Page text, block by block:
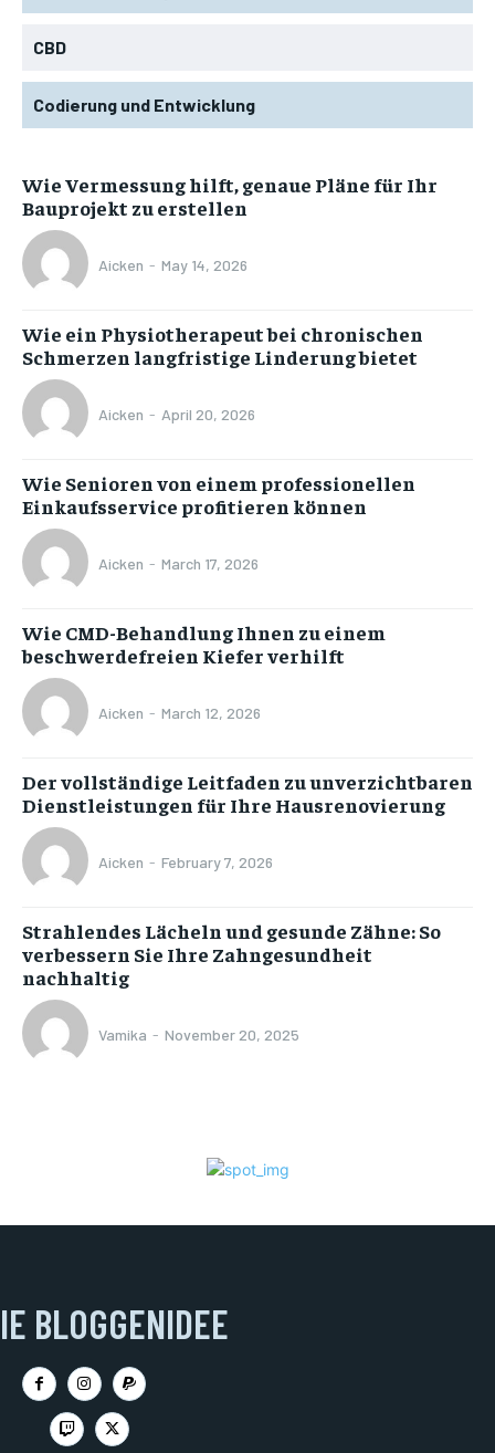
CBD
Codierung und Entwicklung
Wie Vermessung hilft, genaue Pläne für Ihr
Bauprojekt zu erstellen
Aicken - May 14, 2026
Wie ein Physiotherapeut bei chronischen
Schmerzen langfristige Linderung bietet
Aicken - April 20, 2026
Wie Senioren von einem professionellen
Einkaufsservice profitieren können
Aicken - March 17, 2026
Wie CMD-Behandlung Ihnen zu einem
beschwerdefreien Kiefer verhilft
Aicken - March 12, 2026
Der vollständige Leitfaden zu unverzichtbaren
Dienstleistungen für Ihre Hausrenovierung
Aicken - February 7, 2026
Strahlendes Lächeln und gesunde Zähne: So
verbessern Sie Ihre Zahngesundheit
nachhaltig
Vamika - November 20, 2025
BLOGGENIDEE